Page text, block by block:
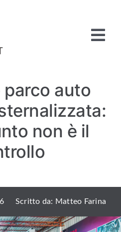
Fleet
Management
Full Service
Pneumatici
Articoli e News
parco auto
non è il
Scritto da: Matteo Farina